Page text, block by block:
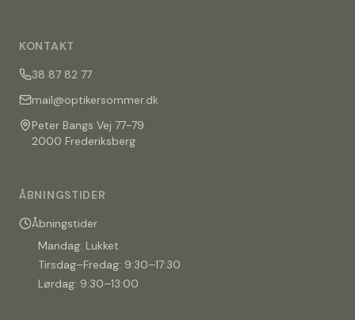
KONTAKT
38 87 82 77
mail@optikersommer.dk
Peter Bangs Vej 77-79
2000 Frederiksberg
ÅBNINGSTIDER
Åbningstider
Mandag: Lukket
Tirsdag–Fredag: 9:30–17:30
Lørdag: 9:30–13:00